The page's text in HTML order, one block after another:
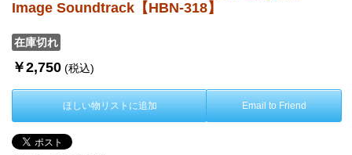
Image Soundtrack【HBN-318】
在庫切れ
￥2,750 (税込)
ほしい物リストに追加 Email to Friend